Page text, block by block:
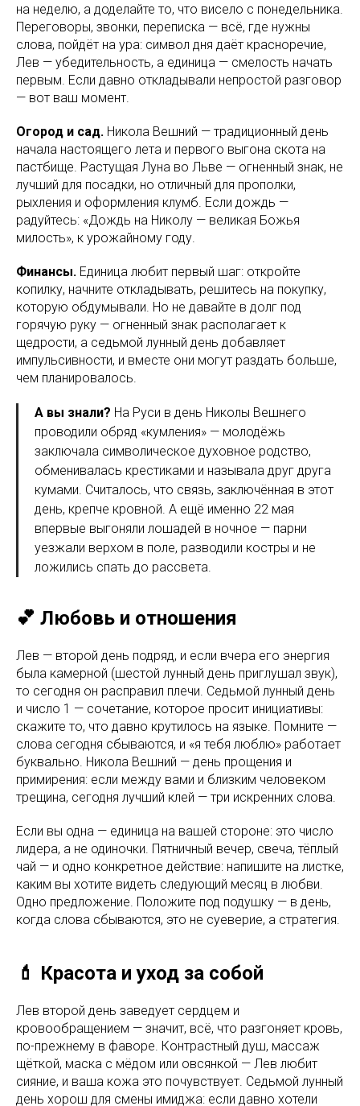
на неделю, а доделайте то, что висело с понедельника.
Переговоры, звонки, переписка — всё, где нужны
слова, пойдёт на ура: символ дня даёт красноречие,
Лев — убедительность, а единица — смелость начать
первым. Если давно откладывали непростой разговор
— вот ваш момент.
Огород и сад. Никола Вешний — традиционный день
начала настоящего лета и первого выгона скота на
пастбище. Растущая Луна во Льве — огненный знак, не
лучший для посадки, но отличный для прополки,
рыхления и оформления клумб. Если дождь —
радуйтесь: «Дождь на Николу — великая Божья
милость», к урожайному году.
Финансы. Единица любит первый шаг: откройте
копилку, начните откладывать, решитесь на покупку,
которую обдумывали. Но не давайте в долг под
горячую руку — огненный знак располагает к
щедрости, а седьмой лунный день добавляет
импульсивности, и вместе они могут раздать больше,
чем планировалось.
А вы знали? На Руси в день Николы Вешнего
проводили обряд «кумления» — молодёжь
заключала символическое духовное родство,
обменивалась крестиками и называла друг друга
кумами. Считалось, что связь, заключённая в этот
день, крепче кровной. А ещё именно 22 мая
впервые выгоняли лошадей в ночное — парни
уезжали верхом в поле, разводили костры и не
ложились спать до рассвета.
💕 Любовь и отношения
Лев — второй день подряд, и если вчера его энергия
была камерной (шестой лунный день приглушал звук),
то сегодня он расправил плечи. Седьмой лунный день
и число 1 — сочетание, которое просит инициативы:
скажите то, что давно крутилось на языке. Помните —
слова сегодня сбываются, и «я тебя люблю» работает
буквально. Никола Вешний — день прощения и
примирения: если между вами и близким человеком
трещина, сегодня лучший клей — три искренних слова.
Если вы одна — единица на вашей стороне: это число
лидера, а не одиночки. Пятничный вечер, свеча, тёплый
чай — и одно конкретное действие: напишите на листке,
каким вы хотите видеть следующий месяц в любви.
Одно предложение. Положите под подушку — в день,
когда слова сбываются, это не суеверие, а стратегия.
💄 Красота и уход за собой
Лев второй день заведует сердцем и
кровообращением — значит, всё, что разгоняет кровь,
по-прежнему в фаворе. Контрастный душ, массаж
щёткой, маска с мёдом или овсянкой — Лев любит
сияние, и ваша кожа это почувствует. Седьмой лунный
день хорош для смены имиджа: если давно хотели